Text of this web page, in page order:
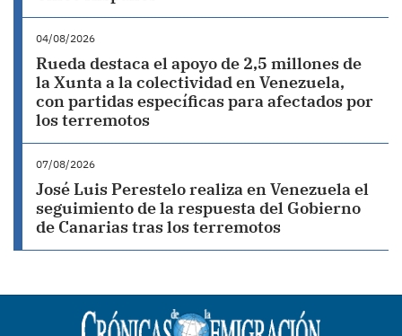
04/08/2026
Rueda destaca el apoyo de 2,5 millones de
la Xunta a la colectividad en Venezuela,
con partidas específicas para afectados por
los terremotos
07/08/2026
José Luis Perestelo realiza en Venezuela el
seguimiento de la respuesta del Gobierno
de Canarias tras los terremotos